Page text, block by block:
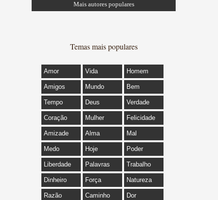
Mais autores populares
Temas mais populares
Amor Vida Homem
Amigos Mundo Bem
Tempo Deus Verdade
Coração Mulher Felicidade
Amizade Alma Mal
Medo Hoje Poder
Liberdade Palavras Trabalho
Dinheiro Força Natureza
Razão Caminho Dor